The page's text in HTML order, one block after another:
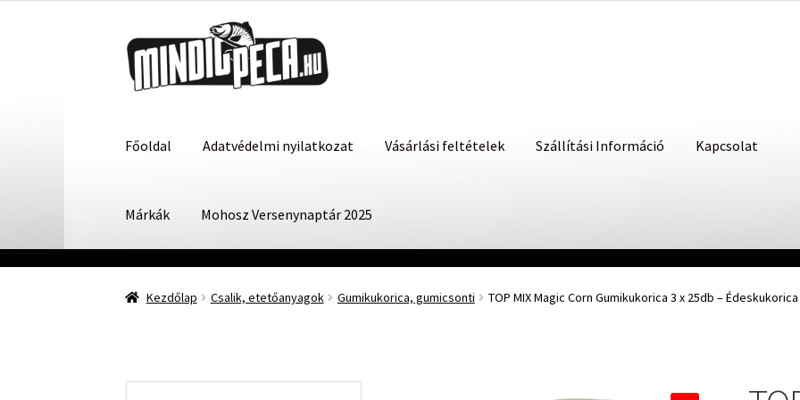
a
navigációhoz
a
tartalomba
Főoldal Adatvédelmi nyilatkozat Vásárlási feltételek Szállítási Információ Kapcsolat
Márkák Mohosz Versenynaptár 2025
Kezdőlap Csalik, etetőanyagok Gumikukorica, gumicsonti TOP MIX Magic Corn Gumikukorica 3 x 25db – Édeskukorica